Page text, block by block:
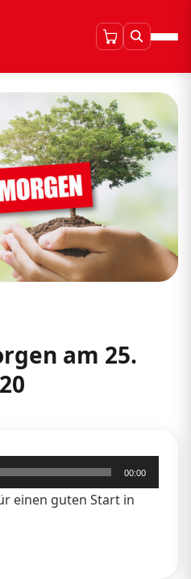
am 25.
00:00
einen guten Start in